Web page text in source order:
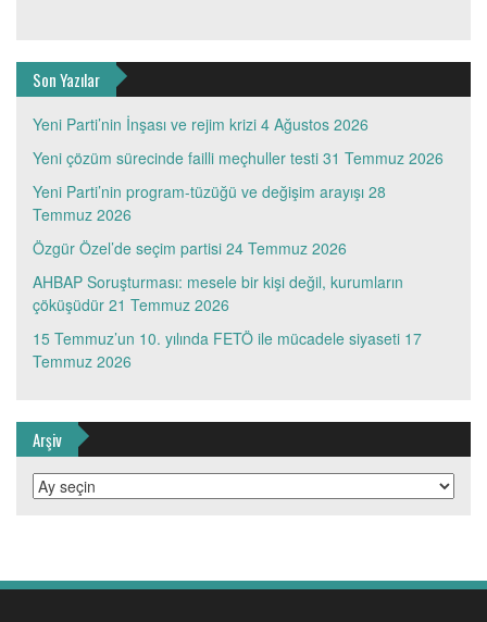
Son Yazılar
Yeni Parti’nin İnşası ve rejim krizi 4 Ağustos 2026
Yeni çözüm sürecinde failli meçhuller testi 31 Temmuz 2026
Yeni Parti’nin program-tüzüğü ve değişim arayışı 28
Temmuz 2026
Özgür Özel’de seçim partisi 24 Temmuz 2026
AHBAP Soruşturması: mesele bir kişi değil, kurumların
çöküşüdür 21 Temmuz 2026
15 Temmuz’un 10. yılında FETÖ ile mücadele siyaseti 17
Temmuz 2026
Arşiv
Arşiv